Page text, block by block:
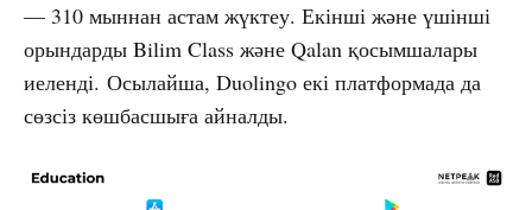
— 310 мыннан астам жүктеу. Екінші және үшінші
орындарды Bilim Class және Qalan қосымшалары
иеленді. Осылайша, Duolingo екі платформада да
сөзсіз көшбасшыға айналды.